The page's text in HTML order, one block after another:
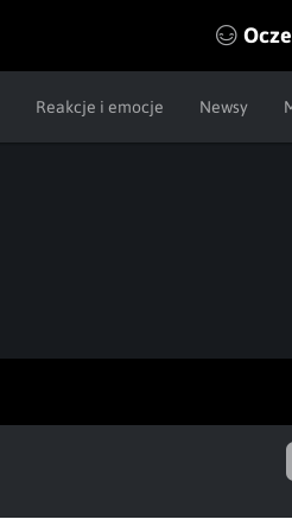
Reakcje i emocje Newsy